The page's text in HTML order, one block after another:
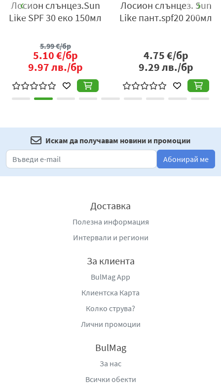
Избягвайте слънцето в средата на деня, както и
продължителното излагане на слънце, дори
Не излагайте деца и бебета на директна слънчева
светлина.
Лосион слънцез.Sun
Like SPF 30 еко 150мл
5.99€/бр
5.10€/бр
9.97лв./бр
Лосион слънцез. Sun
Like пант.spf20 200мл
4.75€/бр
9.29лв./бр
Искам да получавам новини и промоции
Абонирай ме
Доставка
Полезна информация
Интервали и региони
За клиента
BulMag App
Клиентска Карта
Колко струва?
Лични промоции
BulMag
За нас
Всички обекти